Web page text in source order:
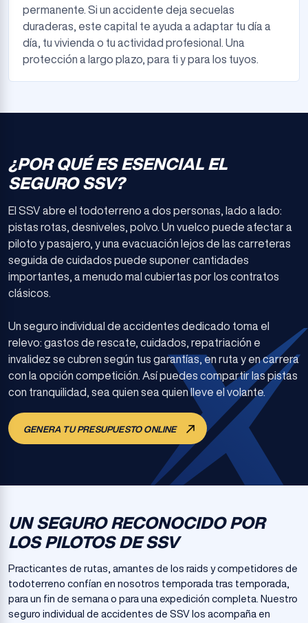
permanente. Si un accidente deja secuelas
duraderas, este capital te ayuda a adaptar tu día a
día, tu vivienda o tu actividad profesional. Una
protección a largo plazo, para ti y para los tuyos.
¿POR QUÉ ES ESENCIAL EL
SEGURO SSV?
El SSV abre el todoterreno a dos personas, lado a lado:
pistas rotas, desniveles, polvo. Un vuelco puede afectar a
piloto y pasajero, y una evacuación lejos de las carreteras
seguida de cuidados puede suponer cantidades
importantes, a menudo mal cubiertas por los contratos
clásicos.
Un seguro individual de accidentes dedicado toma el
relevo: gastos de rescate, cuidados, repatriación e
invalidez se cubren según tus garantías, en ruta y en carrera
con la opción competición. Así puedes compartir las pistas
con tranquilidad, sea quien sea quien lleve el volante.
GENERA TU PRESUPUESTO ONLINE
UN SEGURO RECONOCIDO POR
LOS PILOTOS DE SSV
Practicantes de rutas, amantes de los raids y competidores de
todoterreno confían en nosotros temporada tras temporada,
para un fin de semana o para una expedición completa. Nuestro
seguro individual de accidentes de SSV los acompaña en